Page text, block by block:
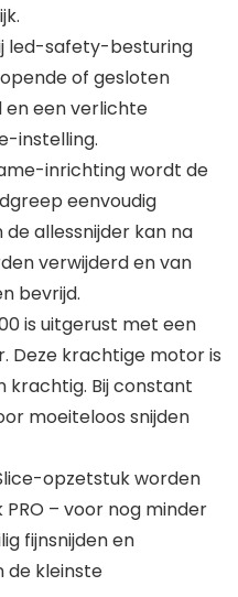
led-safety-besturing
of gesloten
en een verlichte
instelling.
inrichting wordt de
eenvoudig
allessnijder kan na
verwijderd en van
bevrijd.
is uitgerust met een
Deze krachtige motor is
krachtig. Bij constant
moeiteloos snijden
opzetstuk worden
– voor nog minder
fijnsnijden en
de kleinste